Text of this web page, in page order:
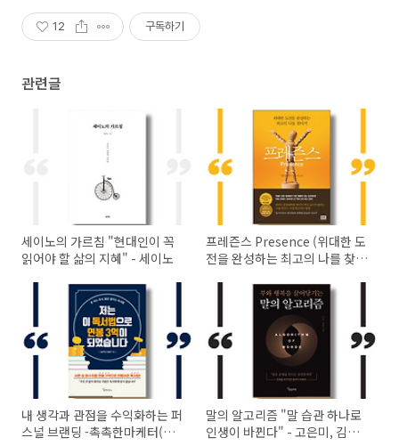
12 구독하기
관련글
세이노의 가르침 "현대인이 꼭
읽어야 할 삶의 지혜" - 세이노
프레즌스 Presence (위대한 도
전을 완성하는 최고의 나를 찾아
내 생각과 관점을 수익화하는 퍼
스널 브랜딩 -촉촉한마케터(조
말의 알고리즘 "말 습관 하나로
인생이 바뀐다" - 고은미, 김정